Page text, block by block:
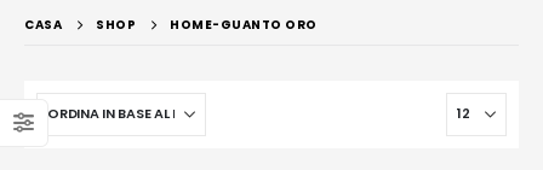
CASA SHOP HOME-GUANTO ORO